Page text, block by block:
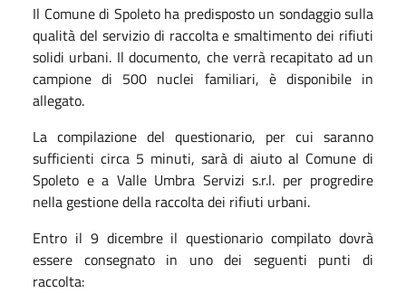
Il Comune di Spoleto ha predisposto un sondaggiosulla
qualità del servizio di raccolta e smaltimento dei rifiuti
solidi urbani. Il documento, che verrà recapitato ad un
campione di 500 nuclei familiari, è disponibile in
allegato.
La compilazione del questionario, per cui saranno
sufficienti circa5 minuti, sarà di aiuto al Comune di
Spoleto e a Valle Umbra Servizi s.r.l. per progredire
nella gestione della raccolta dei rifiuti urbani.
Entro il 9 dicembre il questionario compilato dovrà
essere consegnato in uno dei seguenti punti di
raccolta: